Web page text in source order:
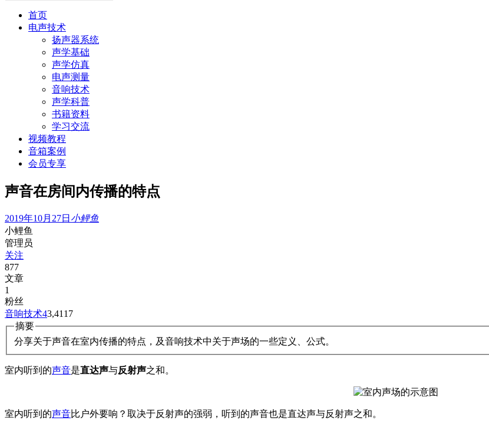
首页
电声技术
扬声器系统
声学基础
声学仿真
电声测量
音响技术
声学科普
书籍资料
学习交流
视频教程
音箱案例
会员专享
声音在房间内传播的特点
2019年10月27日 小鲤鱼
小鲤鱼
管理员
关注
877
文章
1
粉丝
音响技术43,411 7
摘要
分享关于声音在室内传播的特点，及音响技术中关于声场的一些定义、公式。
室内听到的声音是直达声与反射声之和。
室内听到的声音比户外要响？取决于反射声的强弱，听到的声音也是直达声与反射声之和。